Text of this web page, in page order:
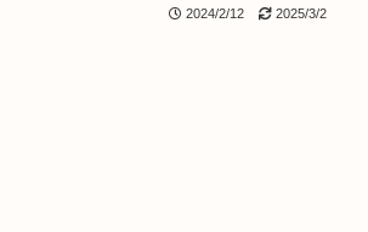
2024/2/12 2025/3/2